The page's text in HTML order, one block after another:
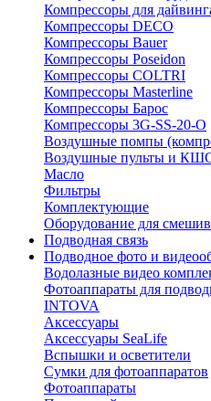
Компрессоры для
Компрессоры DECO
Компрессоры Bauer
Компрессоры Poseidon
Компрессоры COLTRI
Компрессоры Masterline
Компрессоры Барос
Компрессоры 3G-SS-20-O
Воздушные помпы
Воздушные пульты и
Масло
Фильтры
Комплектующие
Оборудование для
Подводная связь
Подводное фото и
Водолазные видео
Фотоаппараты для
INTOVA
Аксессуары
Аксессуары SeaLife
Вспышки и осветители
Сумки для фотоаппаратов
Фотоаппараты